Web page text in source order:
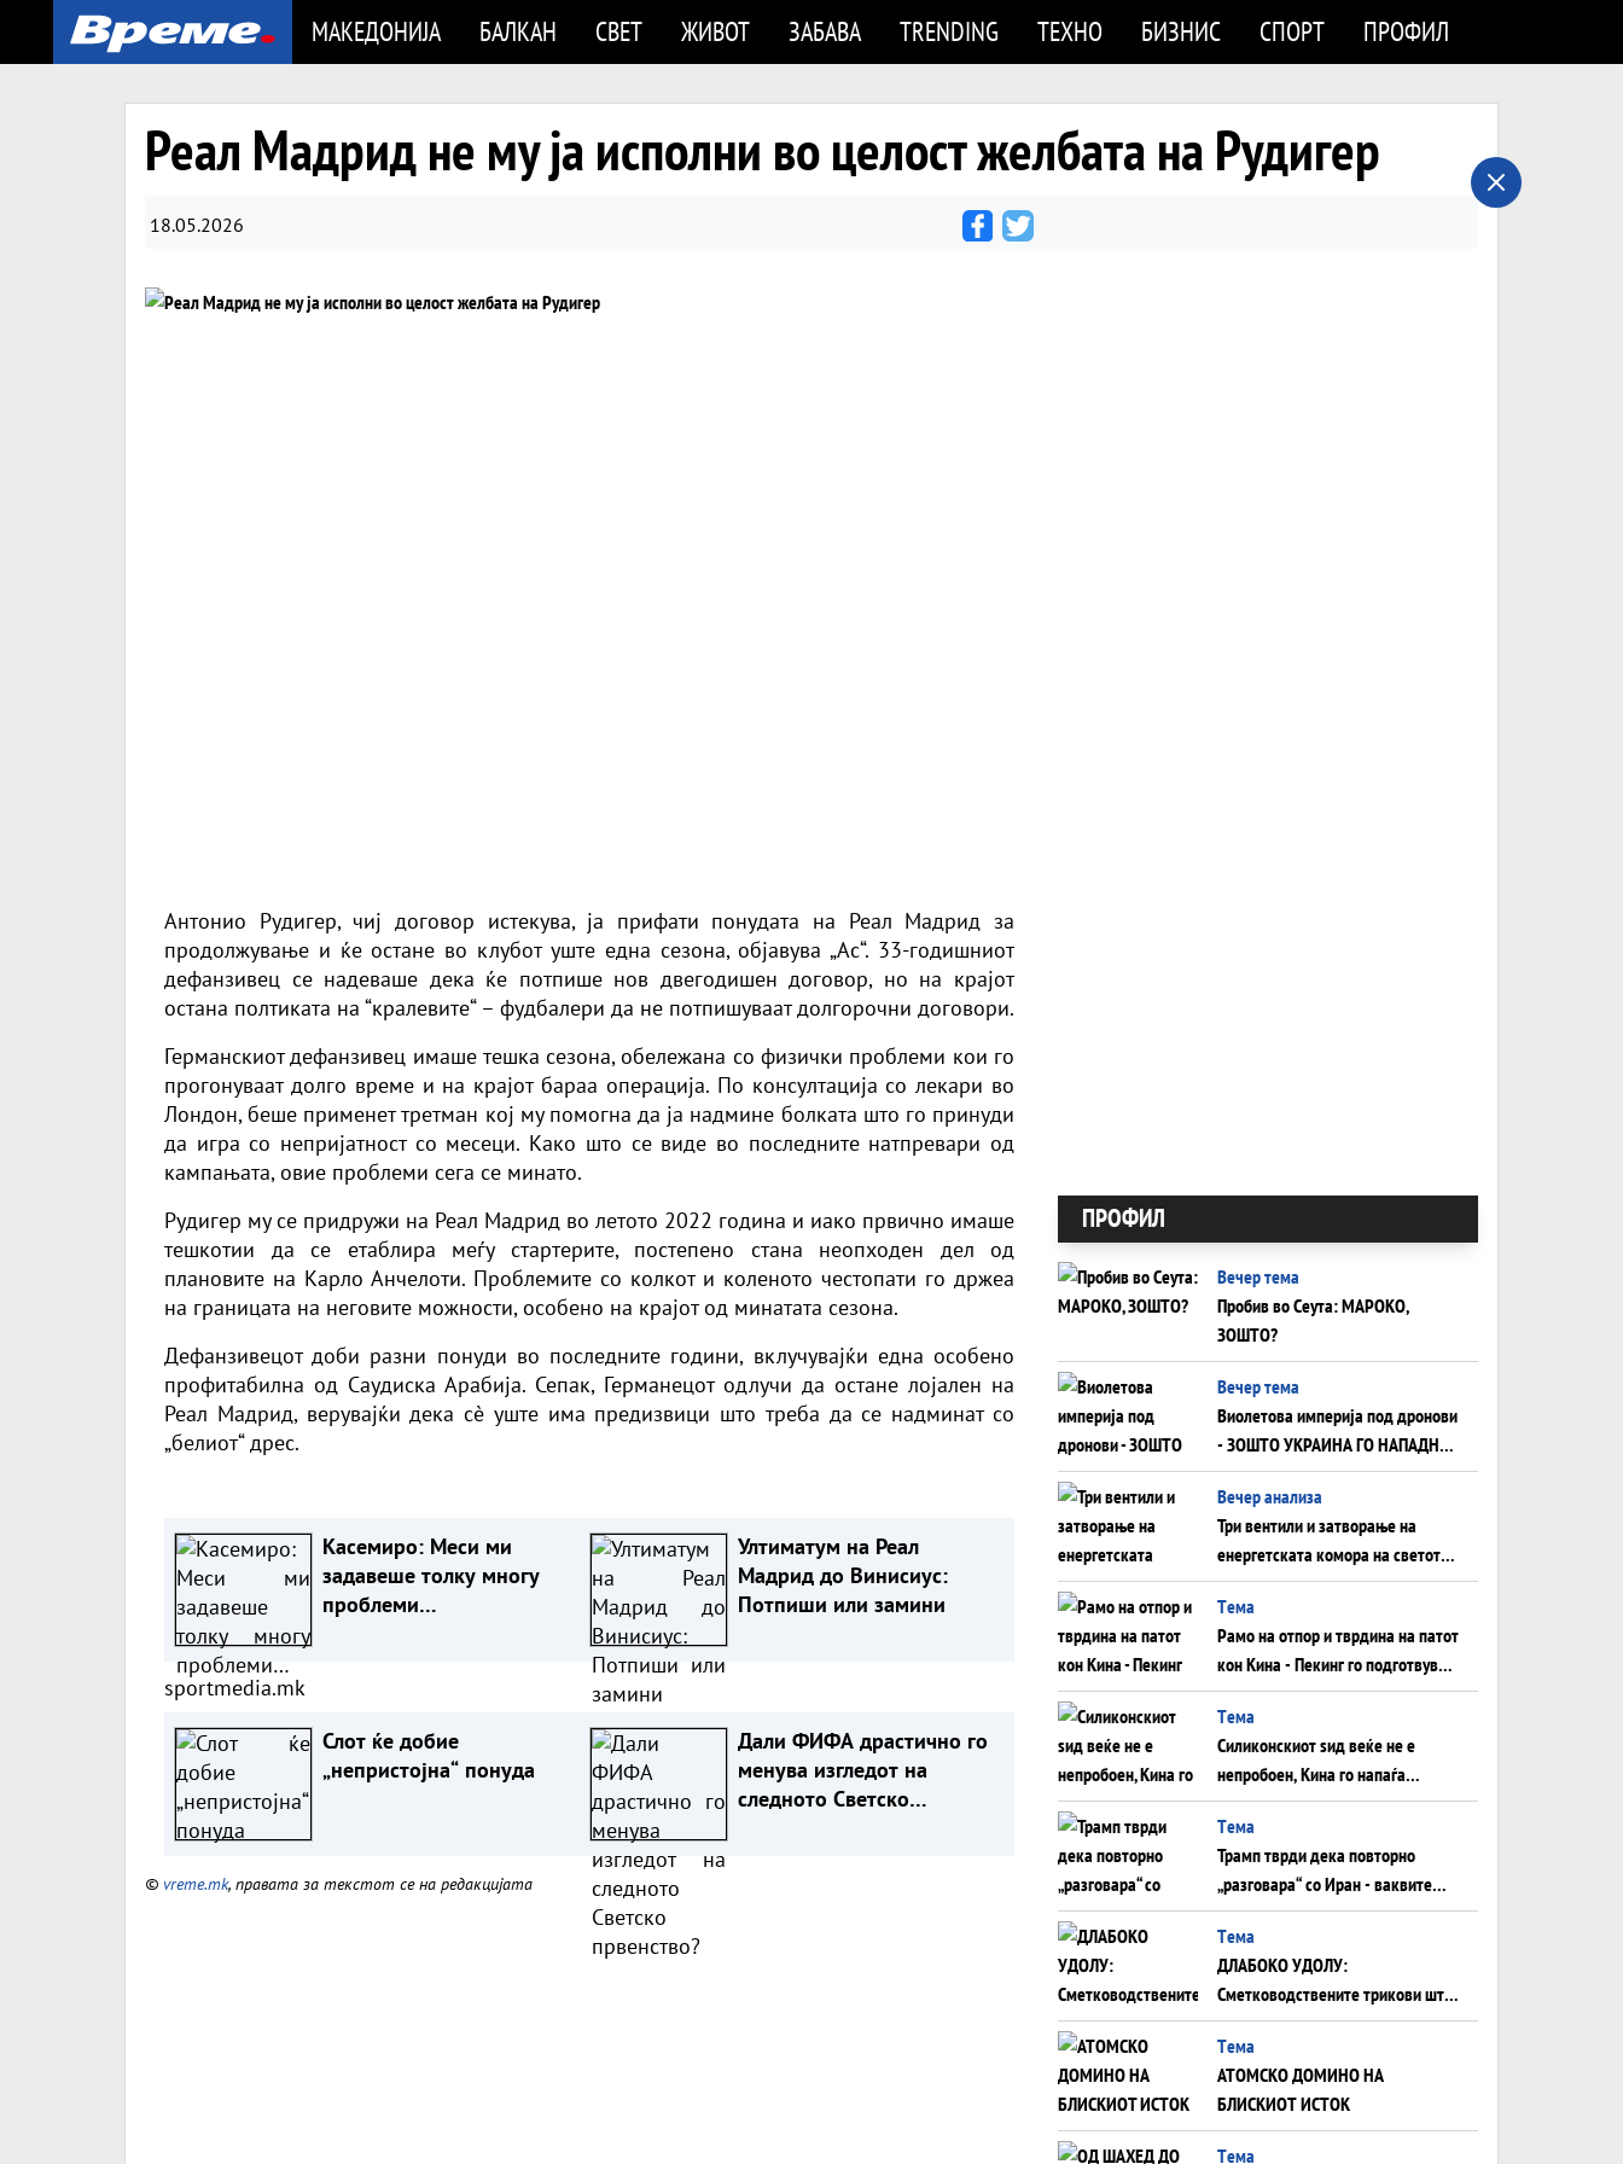
МАКЕДОНИЈА БАЛКАН СВЕТ ЖИВОТ ЗАБАВА TRENDING ТЕХНО БИЗНИС СПОРТ ПРОФИЛ
Реал Мадрид не му ја исполни во целост желбата на Рудигер
18.05.2026
Антонио Рудигер, чиј договор истекува, ја прифати понудата на Реал Мадрид за
продолжување и ќе остане во клубот уште една сезона, објавува „Ас“. 33-годишниот
дефанзивец се надеваше дека ќе потпише нов двегодишен договор, но на крајот
остана полтиката на “кралевите“ – фудбалери да не потпишуваат долгорочни договори.
Германскиот дефанзивец имаше тешка сезона, обележана со физички проблеми кои го
прогонуваат долго време и на крајот бараа операција. По консултација со лекари во
Лондон, беше применет третман кој му помогна да ја надмине болката што го принуди
да игра со непријатност со месеци. Како што се виде во последните натпревари од
кампањата, овие проблеми сега се минато.
Рудигер му се придружи на Реал Мадрид во летото 2022 година и иако првично имаше
тешкотии да се етаблира меѓу стартерите, постепено стана неопходен дел од
плановите на Карло Анчелоти. Проблемите со колкот и коленото честопати го држеа
на границата на неговите можности, особено на крајот од минатата сезона.
Дефанзивецот доби разни понуди во последните години, вклучувајќи една особено
профитабилна од Саудиска Арабија. Сепак, Германецот одлучи да остане лојален на
Реал Мадрид, верувајќи дека сè уште има предизвици што треба да се надминат со
„белиот“ дрес.
Касемиро: Меси ми
задавеше толку многу
проблеми…
Ултиматум на Реал
Мадрид до Винисиус:
Потпиши или замини
sportmedia.mk
Слот ќе добие
„непристојна“ понуда
Дали ФИФА драстично го
менува изгледот на
следното Светско
© vreme.mk, правата за текстот се на редакцијата
ПРОФИЛ
Вечер тема
Пробив во Сеута: МАРОКО,
ЗОШТО?
Вечер тема
Виолетова империја под дронови
- ЗОШТО УКРАИНА ГО НАПАДНА
РУСКИОТ WILDBERRIES
Вечер анализа
Три вентили и затворање на
енергетската комора на светот:
Нападот во Суец најавува
глобален енергетски инфаркт?
Tема
Рамо на отпор и тврдина на патот
кон Кина - Пекинг го подготвува
Иран за американска копнена
инвазија
Tема
Силиконскиот ѕид веќе не е
непробоен, Кина го напаѓа
последниот голем монопол на
Западот?
Tема
Трамп тврди дека повторно
„разговара“ со Иран - ваквите
моменти се поопасни од
отворените закани
Tема
ДЛАБОКО УДОЛУ:
Сметководствените трикови што
го соборија ЕНРОН ги
применуваат гигантите за ВИ
Tема
АТОМСКО ДОМИНО НА
БЛИСКИОТ ИСТОК
Tема